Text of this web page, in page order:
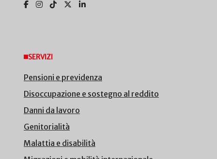
SERVIZI
Pensioni e previdenza
Disoccupazione e sostegno al reddito
Danni da lavoro
Genitorialità
Malattia e disabilità